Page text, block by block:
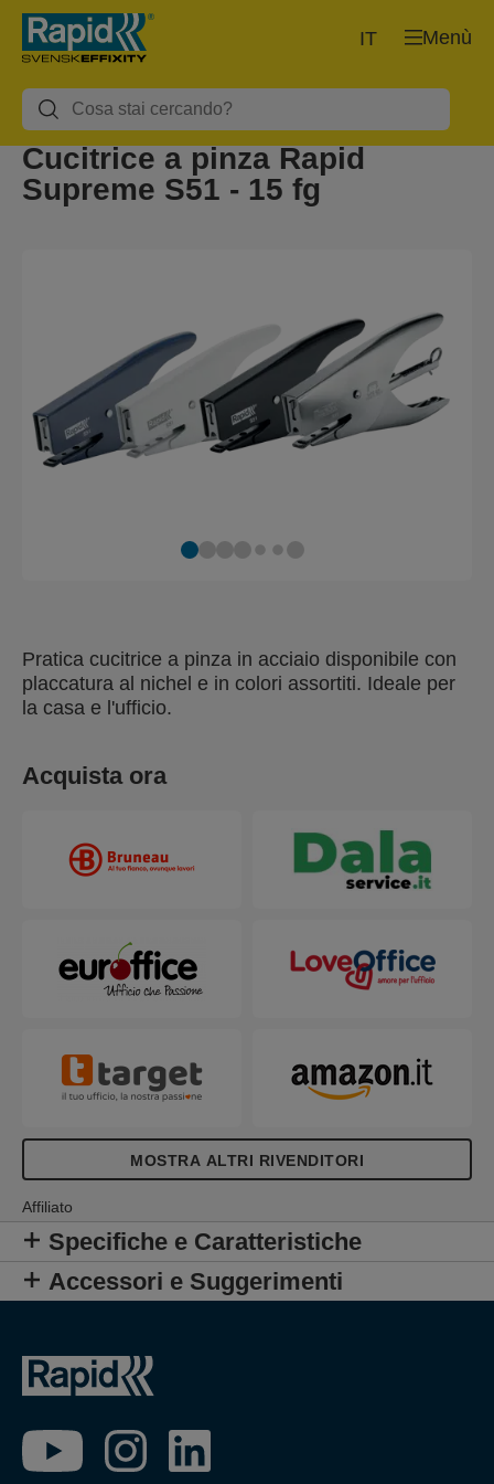
Menù
IT
Cucitrice a pinza Rapid
Supreme S51 - 15 fg
Pratica cucitrice a pinza in acciaio disponibile con
placcatura al nichel e in colori assortiti. Ideale per
la casa e l'ufficio.
Acquista ora
MOSTRA ALTRI RIVENDITORI
Affiliato
Specifiche e Caratteristiche
Accessori e Suggerimenti